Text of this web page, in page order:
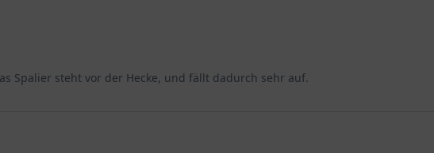
Spalier steht vor der Hecke, und fällt dadurch sehr auf.